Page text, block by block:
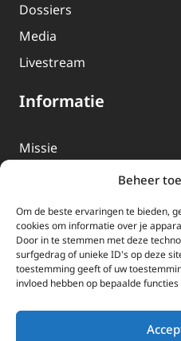
Beheer
Om de beste ervaringen te bieden,
cookies om informatie over je
Door in te stemmen met deze
surfgedrag of unieke ID's op deze
toestemming geeft of uw
invloed hebben op bepaalde
Dossiers
Media
Livestream
Informatie
Missie
EWTN-Team
Organisatiegegevens
Doneren
EWTN wordt uitsluitend